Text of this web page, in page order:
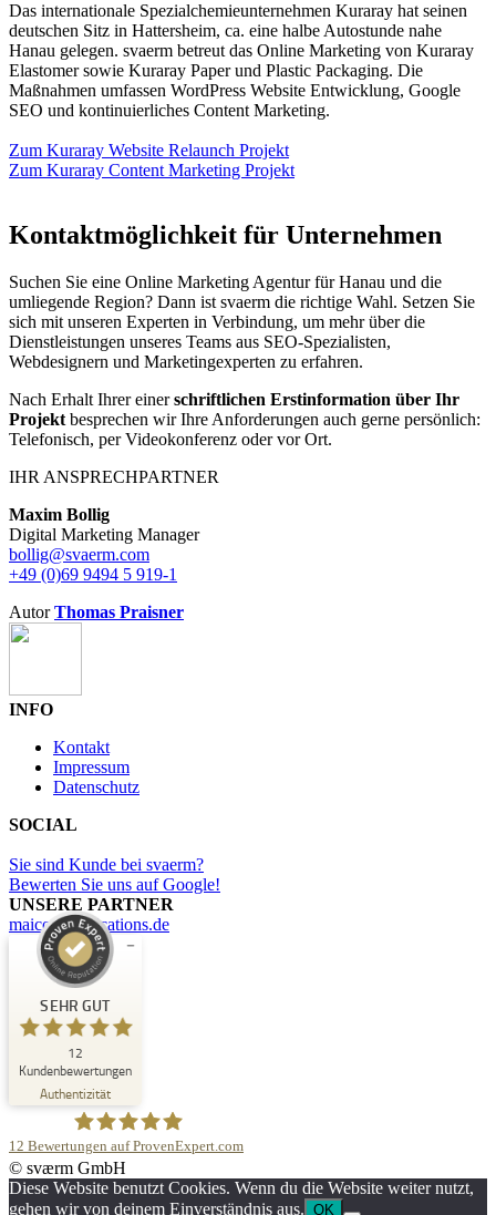
Das internationale Spezialchemieunternehmen Kuraray hat seinen
deutschen Sitz in Hattersheim, ca. eine halbe Autostunde nahe
Hanau gelegen. svaerm betreut das Online Marketing von Kuraray
Elastomer sowie Kuraray Paper und Plastic Packaging. Die
Maßnahmen umfassen WordPress Website Entwicklung, Google
SEO und kontinuierliches Content Marketing.
Zum Kuraray Website Relaunch Projekt
Zum Kuraray Content Marketing Projekt
Kontaktmöglichkeit für Unternehmen
Suchen Sie eine Online Marketing Agentur für Hanau und die
umliegende Region? Dann ist svaerm die richtige Wahl. Setzen Sie
sich mit unseren Experten in Verbindung, um mehr über die
Dienstleistungen unseres Teams aus SEO-Spezialisten,
Webdesignern und Marketingexperten zu erfahren.
Nach Erhalt Ihrer einerschriftlichen Erstinformation über Ihr
Projekt besprechen wir Ihre Anforderungen auch gerne persönlich:
Telefonisch, per Videokonferenz oder vor Ort.
IHR ANSPRECHPARTNER
Maxim Bollig
Digital Marketing Manager
bollig@svaerm.com
+49 (0)69 9494 5 919-1
AutorThomas Praisner
INFO
Kontakt
Impressum
Datenschutz
SOCIAL
Sie sind Kunde bei svaerm?
Bewerten Sie uns auf Google!
UNSERE PARTNER
maicommunications.de
SEHR GUT
12
Kundenbewertungen
Authentizität
Kundenbewertungen und Erfahrungen zu
SEHR GUT
5,00
/
5,00
1
Bewertung auf
ProvenExpert.com
11
Bewertungen von
1
anderen Quelle
svaerm
12 Bewertungen auf ProvenExpert.com
© sværm GmbH
Diese Website benutzt Cookies. Wenn du die Website weiter nutzt,
gehen wir von deinem Einverständnis aus. OK